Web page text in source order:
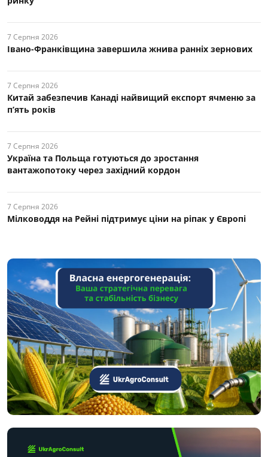
7 Серпня 2026
Івано-Франківщина завершила жнива ранніх зернових
7 Серпня 2026
Китай забезпечив Канаді найвищий експорт ячменю за
п’ять років
7 Серпня 2026
Україна та Польща готуються до зростання
вантажопотоку через західний кордон
7 Серпня 2026
Мілководдя на Рейні підтримує ціни на ріпак у Європі